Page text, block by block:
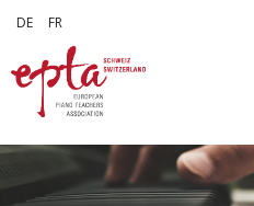
Sprache auswählen
DE FR